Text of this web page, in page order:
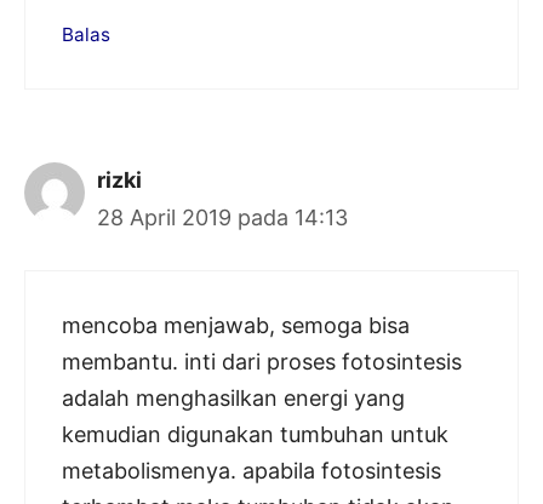
Balas
rizki
28 April 2019 pada 14:13
mencoba menjawab, semoga bisa
membantu. inti dari proses fotosintesis
adalah menghasilkan energi yang
kemudian digunakan tumbuhan untuk
metabolismenya. apabila fotosintesis